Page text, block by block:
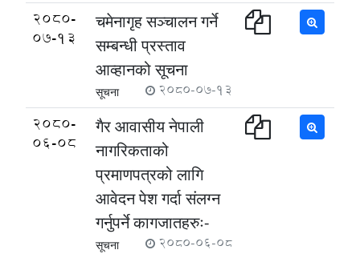
2080-
07-13
चमेनागृह सञ्चालन गर्ने
सम्बन्धी प्रस्ताव
आव्हानको सूचना
सूचना 2080-07-13
2080-
06-08
गैर आवासीय नेपाली
नागरिकताको
प्रमाणपत्रको लागि
आवेदन पेश गर्दा संलग्न
गर्नुपर्ने कागजातहरुः-
सूचना 2080-06-08